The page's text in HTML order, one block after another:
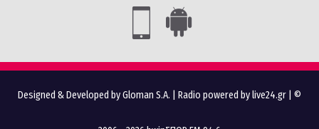
Designed & Developed by Gloman S.A. Radio powered by live24.gr | ©